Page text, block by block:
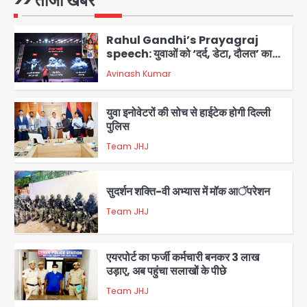
1
2
Rahul Gandhi’s Prayagraj
speech: युवाओं को ‘दर्द, डेटा, दौलत’ का
संदेश, बीजेपी का वार
Avinash Kumar
3
युवा इनोवेटरों की सोच से हाईटेक होगी दिल्ली
पुलिस
Team JHJ
4
सुदर्शन शक्ति-वी अभ्यास में मॉक आॅपरेशन
Team JHJ
5
एयरपोर्ट का फर्जी कर्मचारी बनकर 3 लाख
उड़ाए, अब पहुंचा सलाखों के पीछे
Team JHJ